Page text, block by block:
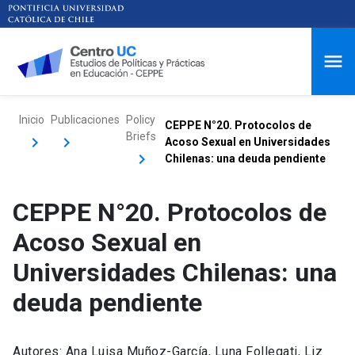
Inicio Publicaciones
Policy
Briefs
CEPPE N°20. Protocolos de
Acoso Sexual en Universidades
Chilenas: una deuda pendiente
CEPPE N°20. Protocolos de
Acoso Sexual en
Universidades Chilenas: una
deuda pendiente
Autores: Ana Luisa Muñoz-García, Luna Follegati, Liz